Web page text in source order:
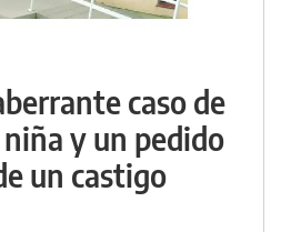
caso de
y un pedido
un castigo